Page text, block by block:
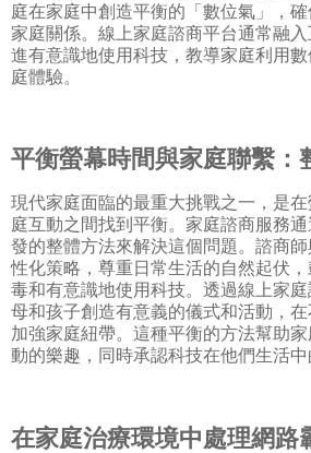
庭在家庭中創造平衡的「數位氣」，
家庭關係。線上家庭諮商平台通常融
進有意識地使用科技，教導家庭利用
庭體驗。
平衡螢幕時間與家庭聯繫：
現代家庭面臨的最重大挑戰之一，是
庭互動之間找到平衡。家庭諮商服務
發的整體方法來解決這個問題。諮商
性化策略，尊重日常生活的自然起伏
毒和有意識地使用科技。透過線上家
母和孩子創造有意義的儀式和活動，
加強家庭紐帶。這種平衡的方法幫助
動的樂趣，同時承認科技在他們生活中
在家庭治療環境中處理網路